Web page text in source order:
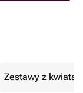
Zestawy z